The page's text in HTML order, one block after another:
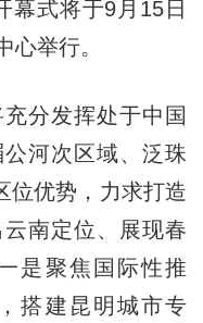
幕式将于9月15日
心举行。
分发挥处于中国
河次区域、泛珠
位优势，力求打造
南定位、展现春
是聚焦国际性推
搭建昆明城市专